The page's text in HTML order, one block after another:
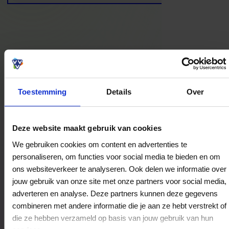
Toestemming Details Over
Deze website maakt gebruik van cookies
We gebruiken cookies om content en advertenties te
personaliseren, om functies voor social media te bieden en om
ons websiteverkeer te analyseren. Ook delen we informatie over
jouw gebruik van onze site met onze partners voor social media,
adverteren en analyse. Deze partners kunnen deze gegevens
combineren met andere informatie die je aan ze hebt verstrekt of
die ze hebben verzameld op basis van jouw gebruik van hun
Bestedingslocaties
Postcode
Plaats
Zoeken